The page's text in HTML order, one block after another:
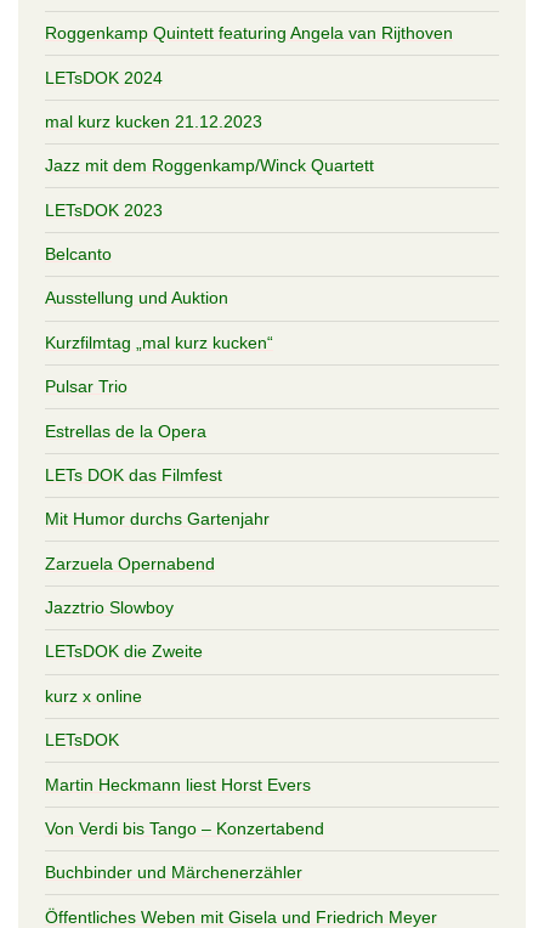
Roggenkamp Quintett featuring Angela van Rijthoven
LETsDOK 2024
mal kurz kucken 21.12.2023
Jazz mit dem Roggenkamp/Winck Quartett
LETsDOK 2023
Belcanto
Ausstellung und Auktion
Kurzfilmtag „mal kurz kucken“
Pulsar Trio
Estrellas de la Opera
LETs DOK das Filmfest
Mit Humor durchs Gartenjahr
Zarzuela Opernabend
Jazztrio Slowboy
LETsDOK die Zweite
kurz x online
LETsDOK
Martin Heckmann liest Horst Evers
Von Verdi bis Tango – Konzertabend
Buchbinder und Märchenerzähler
Öffentliches Weben mit Gisela und Friedrich Meyer